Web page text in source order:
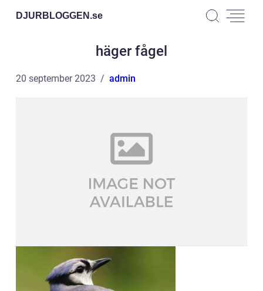
DJURBLOGGEN.se
häger fågel
20 september 2023 admin